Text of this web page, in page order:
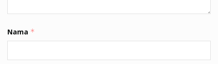
Nama *